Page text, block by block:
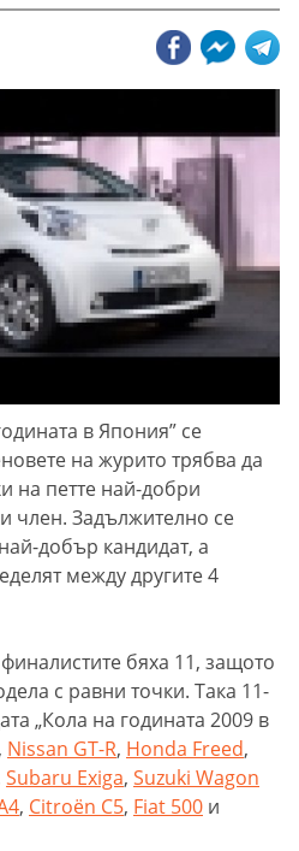
в Япония” се
на журито трябва да
на петте най-добри
член. Задължително се
добър кандидат, а
между другите 4
бяха 11, защото
с равни точки. Така 11-
„Кола на годината 2009 в
, Nissan GT-R, Honda Freed,
Subaru Exiga, Suzuki Wagon
, Citroën C5, Fiat 500 и